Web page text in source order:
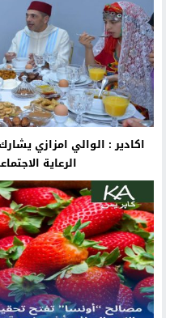
اكادير : الوالي امزازي
الرعاية